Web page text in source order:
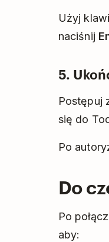
Użyj
naciśnij
5.
Postępuj
się do
Po
Do
Po
aby: